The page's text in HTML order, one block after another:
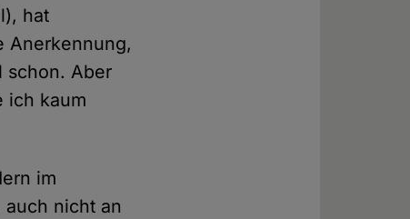
hat
Anerkennung,
schon. Aber
ich kaum
im
nicht an